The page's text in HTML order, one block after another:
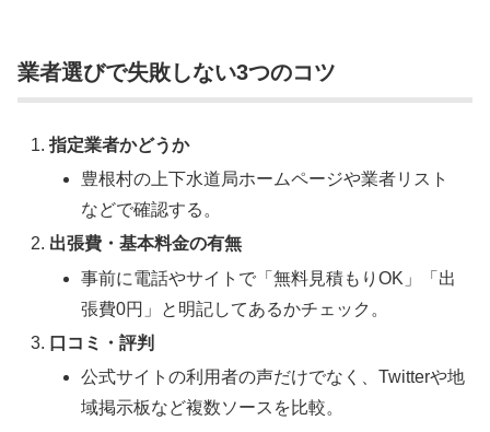
業者選びで失敗しない3つのコツ
指定業者かどうか
豊根村の上下水道局ホームページや業者リスト
などで確認する。
出張費・基本料金の有無
事前に電話やサイトで「無料見積もりOK」「出
張費0円」と明記してあるかチェック。
口コミ・評判
公式サイトの利用者の声だけでなく、Twitterや地
域掲示板など複数ソースを比較。